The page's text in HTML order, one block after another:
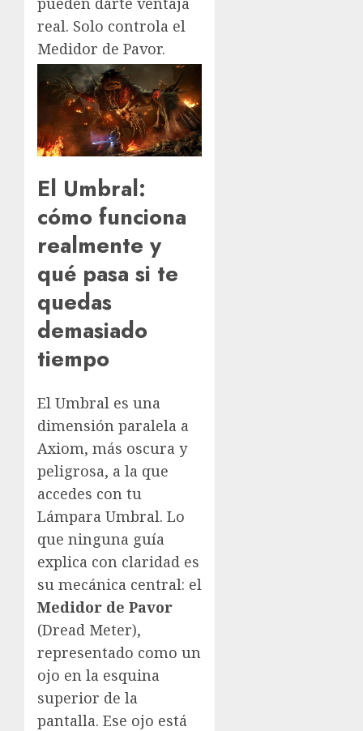
real. Solo controla el
Medidor de Pavor.
El Umbral:
cómo funciona
realmente y
qué pasa si te
quedas
demasiado
tiempo
El Umbral es una
dimensión paralela a
Axiom, más oscura y
peligrosa, a la que
accedes con tu
Lámpara Umbral. Lo
que ninguna guía
explica con claridad es
su mecánica central: el
Medidor de Pavor
(Dread Meter),
representado como un
ojo en la esquina
superior de la
pantalla. Ese ojo está